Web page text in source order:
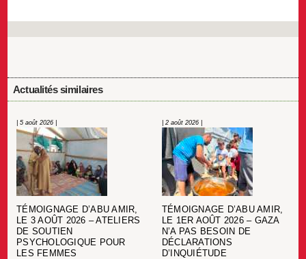
Actualités similaires
| 5 août 2026 |
TÉMOIGNAGE D’ABU AMIR,
LE 3 AOÛT 2026 – ATELIERS
DE SOUTIEN
PSYCHOLOGIQUE POUR
LES FEMMES
| 2 août 2026 |
TÉMOIGNAGE D’ABU AMIR,
LE 1ER AOÛT 2026 – GAZA
N’A PAS BESOIN DE
DÉCLARATIONS
D’INQUIÉTUDE